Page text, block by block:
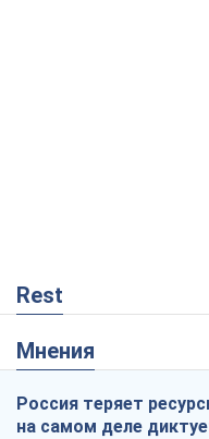
Rest
Мнения
Россия теряет
на самом деле